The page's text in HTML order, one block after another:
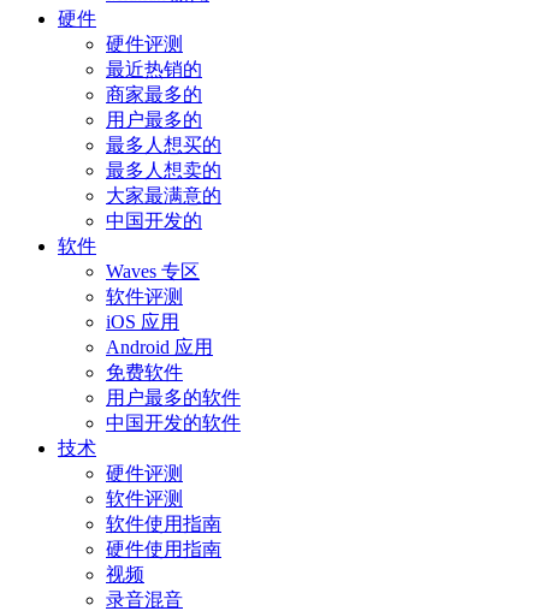
硬件
硬件评测
最近热销的
商家最多的
用户最多的
最多人想买的
最多人想卖的
大家最满意的
中国开发的
软件
Waves 专区
软件评测
iOS 应用
Android 应用
免费软件
用户最多的软件
中国开发的软件
技术
硬件评测
软件评测
软件使用指南
硬件使用指南
视频
录音混音